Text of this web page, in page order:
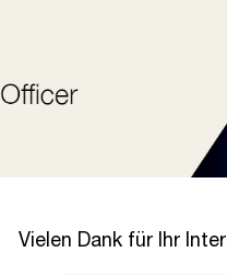
Vielen Dank für Ihr